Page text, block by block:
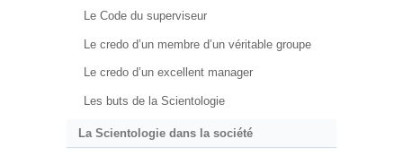
Le Code du superviseur
Le credo d’un membre d’un véritable groupe
Le credo d’un excellent manager
Les buts de la Scientologie
La Scientologie dans la société